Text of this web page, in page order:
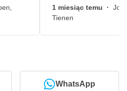
1 miesiąc temu ·
Tienen
WhatsApp